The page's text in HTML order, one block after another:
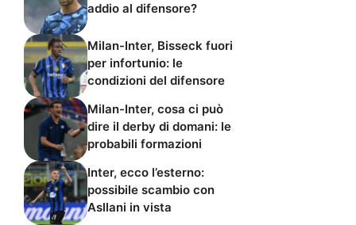
addio al difensore?
Milan-Inter, Bisseck fuori
per infortunio: le
condizioni del difensore
Milan-Inter, cosa ci può
dire il derby di domani: le
probabili formazioni
Inter, ecco l’esterno:
possibile scambio con
Asllani in vista